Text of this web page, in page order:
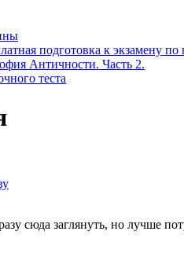
подготовка к экзамену
Античности. Часть 2.
теста
сюда заглянуть, но лучше